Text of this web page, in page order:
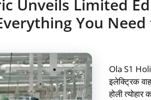
Unveils Limited
You
Ola S1
इलेक्ट्रिक
होली त्योहार